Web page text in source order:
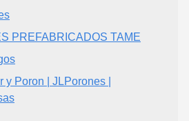
PREFABRICADOS TAME
Poron | JLPorones |